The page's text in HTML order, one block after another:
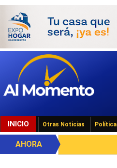
INICIO Otras Noticias Política
AHORA